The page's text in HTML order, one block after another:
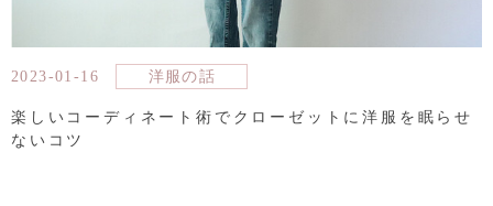
2023-01-16 洋服の話
楽しいコーディネート術でクローゼットに洋服を眠らせ
ないコツ